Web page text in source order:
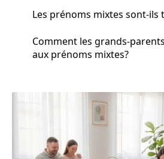
Les prénoms mixtes sont-ils
Comment les grands-
aux prénoms mixtes?